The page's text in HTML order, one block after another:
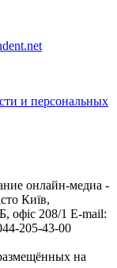
и персональных
онлайн-медиа -
Київ,
208/1 E-mail:
205-43-00
на